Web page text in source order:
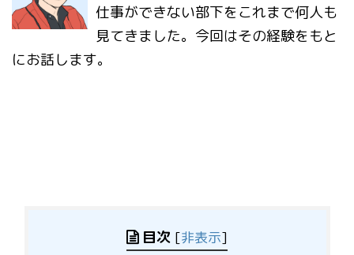
仕事ができない部下をこれまで何人も
見てきました。今回はその経験をもと
にお話します。
目次 [非表示]